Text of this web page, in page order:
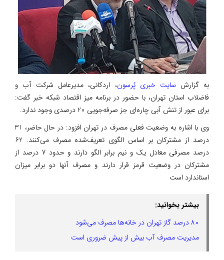
به گزارش سایت خبری پُرسون، اردکانی، مدیرعامل شرکت آب و
فاضلاب استان تهران، با حضور در برنامه میز اقتصاد شبکه خبر گفت:
برای عبور از تنش آبی چاره‌ای جز صرفه‌جویی 20 درصدی وجود ندارد.
وی با اشاره به وضعیت فعلی مصرف در تهران افزود: در حال حاضر، 31
درصد از مشترکان بر اساس الگوی تعریف‌شده مصرف می‌کنند. 62
درصد مصرفی معادل یک و نیم برابر الگو دارند و حدود 7 درصد از
مشترکان در وضعیت قرمز قرار دارند و مصرف آنها دو برابر میزان
استاندارد است
بیشتر بخوانید:
۸۰ درصد گاز تهران در خانه‌ها مصرف می‌شود
مدیریت مصرف آب بیش از پیش ضروری است